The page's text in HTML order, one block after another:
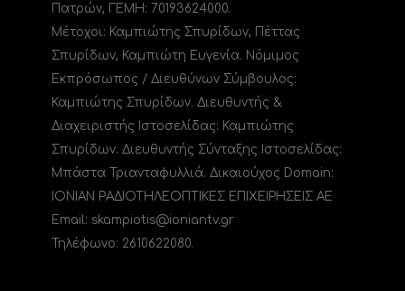
Πατρών, ΓΕΜΗ: 70193624000.
Μέτοχοι: Καμπιώτης Σπυρίδων, Πέττας
Σπυρίδων, Καμπιώτη Ευγενία. Νόμιμος
Εκπρόσωπος / Διευθύνων Σύμβουλος:
Καμπιώτης Σπυρίδων. Διευθυντής &
Διαχειριστής Ιστοσελίδας: Καμπιώτης
Σπυρίδων. Διευθυντής Σύνταξης Ιστοσελίδας:
Μπάστα Τριανταφυλλιά. Δικαιούχος Domain:
ΙΟΝΙΑΝ ΡΑΔΙΟΤΗΛΕΟΠΤΙΚΕΣ ΕΠΙΧΕΙΡΗΣΕΙΣ ΑΕ
Email: skampiotis@ioniantv.gr
Τηλέφωνο: 2610622080.